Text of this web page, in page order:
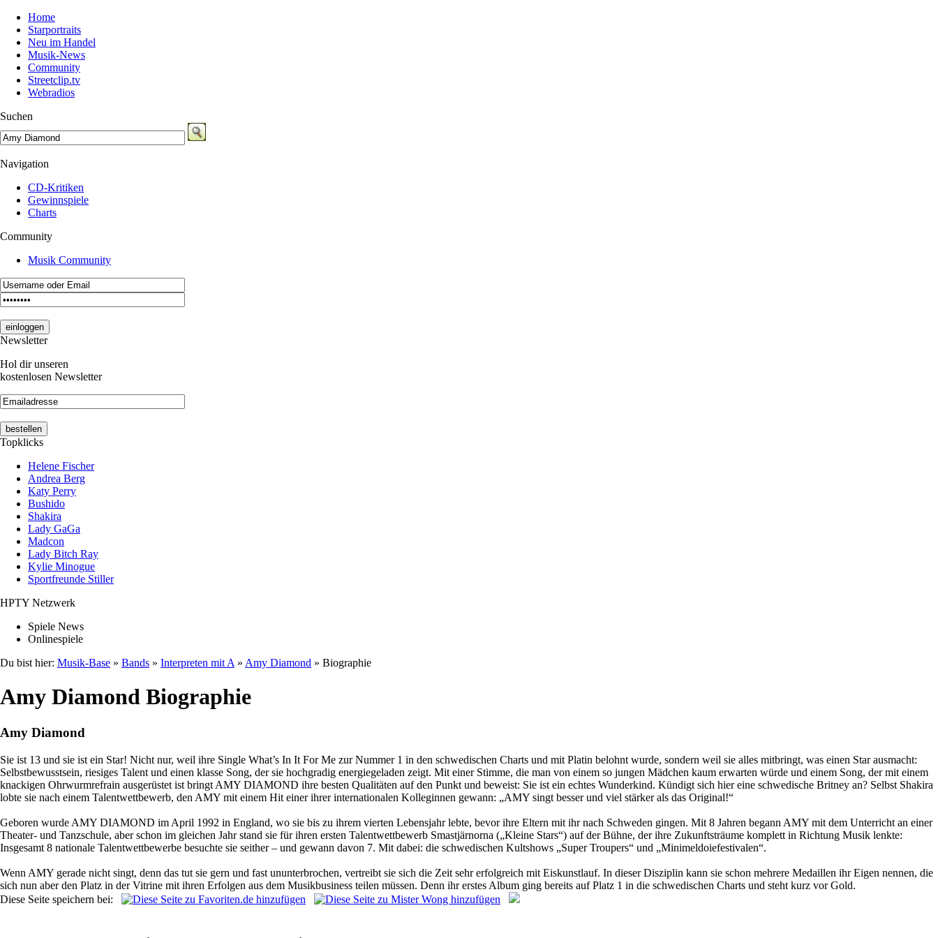
Home
Starportraits
Neu im Handel
Musik-News
Community
Streetclip.tv
Webradios
Suchen
Navigation
CD-Kritiken
Gewinnspiele
Charts
Community
Musik Community
Newsletter
Hol dir unseren
kostenlosen Newsletter
Topklicks
Helene Fischer
Andrea Berg
Katy Perry
Bushido
Shakira
Lady GaGa
Madcon
Lady Bitch Ray
Kylie Minogue
Sportfreunde Stiller
HPTY Netzwerk
Spiele News
Onlinespiele
Du bist hier: Musik-Base » Bands » Interpreten mit A » Amy Diamond » Biographie
Amy Diamond Biographie
Amy Diamond
Sie ist 13 und sie ist ein Star! Nicht nur, weil ihre Single What’s In It For Me zur Nummer 1 in den schwedischen Charts und mit Platin belohnt wurde, sondern weil sie alles mitbringt, was einen Star ausmacht:
Selbstbewusstsein, riesiges Talent und einen klasse Song, der sie hochgradig energiegeladen zeigt. Mit einer Stimme, die man von einem so jungen Mädchen kaum erwarten würde und einem Song, der mit einem
knackigen Ohrwurmrefrain ausgerüstet ist bringt AMY DIAMOND ihre besten Qualitäten auf den Punkt und beweist: Sie ist ein echtes Wunderkind. Kündigt sich hier eine schwedische Britney an? Selbst Shakira
lobte sie nach einem Talentwettbewerb, den AMY mit einem Hit einer ihrer internationalen Kolleginnen gewann: „AMY singt besser und viel stärker als das Original!“
Geboren wurde AMY DIAMOND im April 1992 in England, wo sie bis zu ihrem vierten Lebensjahr lebte, bevor ihre Eltern mit ihr nach Schweden gingen. Mit 8 Jahren begann AMY mit dem Unterricht an einer
Theater- und Tanzschule, aber schon im gleichen Jahr stand sie für ihren ersten Talentwettbewerb Smastjärnorna („Kleine Stars“) auf der Bühne, der ihre Zukunftsträume komplett in Richtung Musik lenkte:
Insgesamt 8 nationale Talentwettbewerbe besuchte sie seither – und gewann davon 7. Mit dabei: die schwedischen Kultshows „Super Troupers“ und „Minimeldoiefestivalen“.
Wenn AMY gerade nicht singt, denn das tut sie gern und fast ununterbrochen, vertreibt sie sich die Zeit sehr erfolgreich mit Eiskunstlauf. In dieser Disziplin kann sie schon mehrere Medaillen ihr Eigen nennen, die
sich nun aber den Platz in der Vitrine mit ihren Erfolgen aus dem Musikbusiness teilen müssen. Denn ihr erstes Album ging bereits auf Platz 1 in die schwedischen Charts und steht kurz vor Gold.
Diese Seite speichern bei: